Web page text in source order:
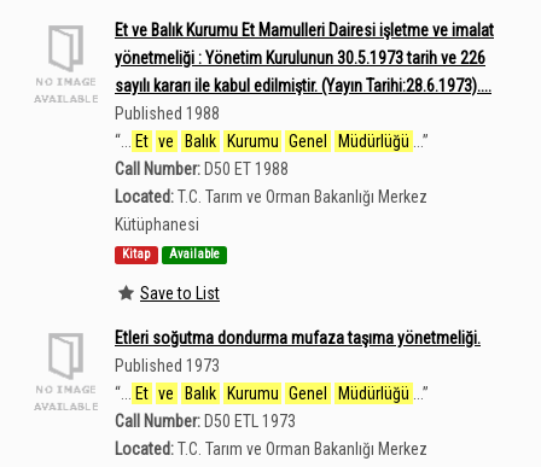
Et ve Balık Kurumu Et Mamulleri Dairesi işletme ve imalat
yönetmeliği : Yönetim Kurulunun 30.5.1973 tarih ve 226
sayılı kararı ile kabul edilmiştir. (Yayın Tarihi:28.6.1973)....
Published 1988
“
Et ve Balık Kurumu Genel Müdürlüğü
”
Call Number: D50 ET 1988
Located:T.C. Tarım ve Orman Bakanlığı Merkez
Kütüphanesi
Kitap Available
Save to List
Etleri soğutma dondurma mufaza taşıma yönetmeliği.
Published 1973
“
Et ve Balık Kurumu Genel Müdürlüğü
”
Call Number: D50 ETL 1973
Located:T.C. Tarım ve Orman Bakanlığı Merkez